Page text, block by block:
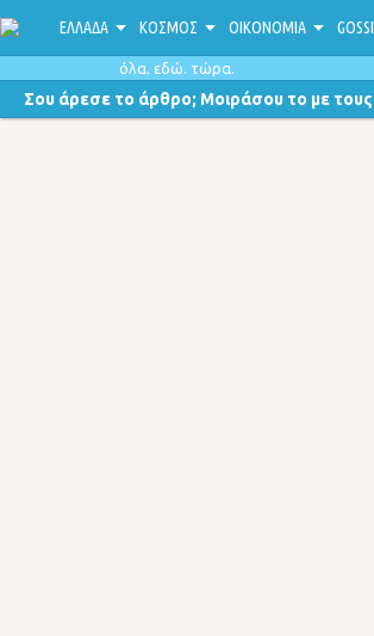
ΕΛΛΑΔΑ ΚΟΣΜΟΣ ΟΙΚΟΝΟΜΙΑ
όλα. εδώ. τώρα.
Σου άρεσε το άρθρο; Μοιράσου το με